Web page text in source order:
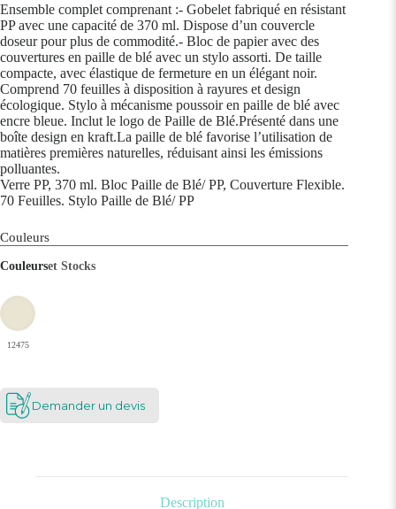
Ensemble complet comprenant :- Gobelet fabriqué en résistant
PP avec une capacité de 370 ml. Dispose d’un couvercle
doseur pour plus de commodité.- Bloc de papier avec des
couvertures en paille de blé avec un stylo assorti. De taille
compacte, avec élastique de fermeture en un élégant noir.
Comprend 70 feuilles à disposition à rayures et design
écologique. Stylo à mécanisme poussoir en paille de blé avec
encre bleue. Inclut le logo de Paille de Blé.Présenté dans une
boîte design en kraft.La paille de blé favorise l’utilisation de
matières premières naturelles, réduisant ainsi les émissions
polluantes.
Verre PP, 370 ml. Bloc Paille de Blé/ PP, Couverture Flexible.
70 Feuilles. Stylo Paille de Blé/ PP
Couleurs
Couleurset Stocks
12475
Demander un devis
Description